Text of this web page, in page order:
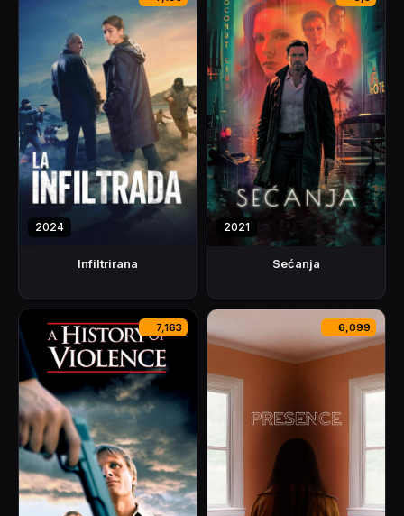
2024
Infiltrirana
2021
Sećanja
7,163 6,099